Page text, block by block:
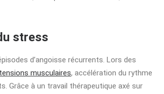
stress
d’angoisse récurrents. Lors des
tensions musculaires, accélération du rythme
Grâce à un travail thérapeutique axé sur